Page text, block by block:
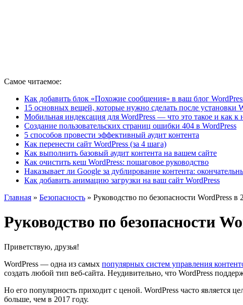
Самое читаемое:
Как добавить блок «Похожие сообщения» в ваш блог
15 основных вещей, которые нужно сделать после установки
Мобильная индексация для WordPress — что это такое и как к
Создание пользовательских страниц ошибки 404 в WordPress
5 способов провести эффективный аудит контента
Как перенести сайт WordPress (за 4 шага)
Как выполнить базовый аудит контента на вашем сайте
Как очистить кеш WordPress: пошаговое руководство
Наказывает ли Google за дублирование контента:
Как добавить анимацию загрузки на ваш сайт WordPress
Главная » Безопасность » Руководство по безопасности WordPress в
Руководство по безопасности
Приветствую, друзья!
WordPress — одна из самых популярных систем управления
создать любой тип веб-сайта. Неудивительно, что WordPress
Но его популярность приходит с ценой. WordPress часто является
больше, чем в 2017 году.